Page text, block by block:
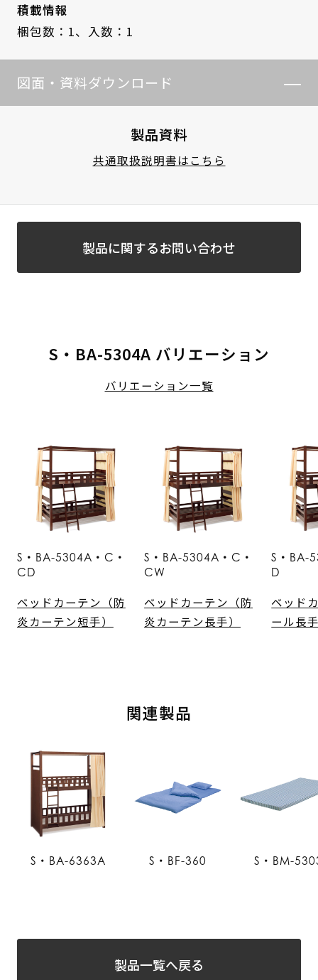
積載情報
梱包数：1、
入数：1
図面・資料ダウンロード
製品資料
共通取扱説明書はこちら
製品に関するお問い合わせ
S・BA-5304A バリエーション
バリエーション一覧
S・BA-5304A・C・
CD
ベッドカーテン（防
炎カーテン短手）
S・BA-5304A・C・
CW
ベッドカーテン（防
炎カーテン長手）
S・BA-
D
ベッド
ール長
関連製品
S・BA-6363A S・BF-360 S・BM-
製品一覧へ戻る